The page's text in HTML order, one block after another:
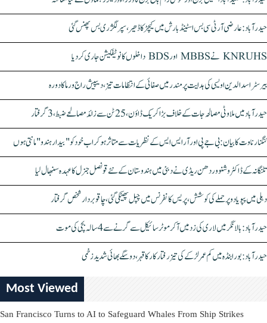
حیدرآباد: عارضی آر ٹی سی بس اسٹینڈ بارش میں کیچڑ کا ڈھیر، سپر لگژری بس پھنس گئی
KNRUHS نے MBBS اور BDS داخلوں کا نوٹیفکیشن جاری کر دیا
بیرسٹر اسدالدین اویسی کی ہدایت پر مندر میں صفائی کے انتظامات تیز، دیپیش راج ورما کا دورہ
حیدرآباد میں ملاوٹی مصالحہ جات کے خلاف بڑا کریک ڈاؤن، 25 ٹن سے زائد مصالحے ضبط، 3 گرفتار
کنگنا رناوت کا بیان: بی جے پی اور آر ایس ایس کے نظریات سے متاثر ہو کر اب خود کو "بیدار ہندو" مانتی ہوں
تلنگانہ کے ڈاکٹر وشنو وردھن ریڈی نے دبئی میں ہندوستان کے نئے قونصل جنرل کا عہدہ سنبھال لیا
دہلی میں پپو یادو پر حملے کی کوشش، پریس کانفرنس میں چپل پھینکی گئی، چاقو بردار شخص گرفتار
حیدرآباد: بالا نگر میں لاری کی زد میں آکر موٹرسائیکل سے گرنے سے 4 سالہ بچی کی موت
حیدرآباد: بورابنڈہ میں کم عمر لڑکے کی تیز رفتار کار کا قہر، دو سگے بھائی شدید زخمی
Most Viewed
San Francisco Turns to AI to Safeguard Whales From Ship Strikes